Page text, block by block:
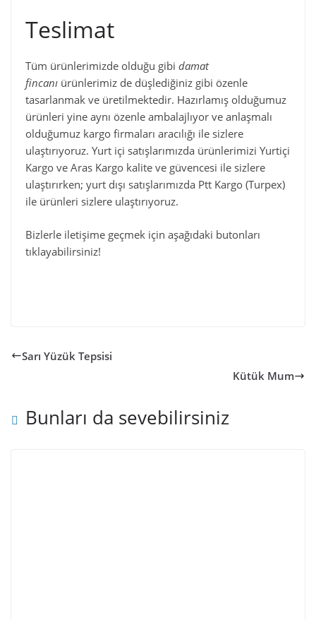
Teslimat
Tüm ürünlerimizde olduğu gibi damat
fincanı ürünlerimiz de düşlediğiniz gibi özenle
tasarlanmak ve üretilmektedir. Hazırlamış olduğumuz
ürünleri yine aynı özenle ambalajlıyor ve anlaşmalı
olduğumuz kargo firmaları aracılığı ile sizlere
ulaştırıyoruz. Yurt içi satışlarımızda ürünlerimizi Yurtiçi
Kargo ve Aras Kargo kalite ve güvencesi ile sizlere
ulaştırırken; yurt dışı satışlarımızda Ptt Kargo (Turpex)
ile ürünleri sizlere ulaştırıyoruz.
Bizlerle iletişime geçmek için aşağıdaki butonları
tıklayabilirsiniz!
Sarı Yüzük Tepsisi
Kütük Mum
Bunları da sevebilirsiniz